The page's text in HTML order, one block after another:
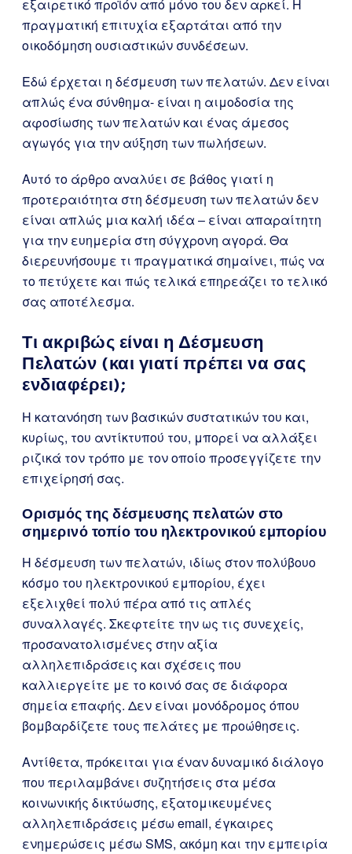
εξαιρετικό προϊόν από μόνο του δεν αρκεί. Η
πραγματική επιτυχία εξαρτάται από την
οικοδόμηση ουσιαστικών συνδέσεων.
Εδώ έρχεται η δέσμευση των πελατών. Δεν είναι
απλώς ένα σύνθημα- είναι η αιμοδοσία της
αφοσίωσης των πελατών και ένας άμεσος
αγωγός για την αύξηση των πωλήσεων.
Αυτό το άρθρο αναλύει σε βάθος γιατί η
προτεραιότητα στη δέσμευση των πελατών δεν
είναι απλώς μια καλή ιδέα – είναι απαραίτητη
για την ευημερία στη σύγχρονη αγορά. Θα
διερευνήσουμε τι πραγματικά σημαίνει, πώς να
το πετύχετε και πώς τελικά επηρεάζει το τελικό
σας αποτέλεσμα.
Τι ακριβώς είναι η Δέσμευση
Πελατών (και γιατί πρέπει να σας
ενδιαφέρει);
Η κατανόηση των βασικών συστατικών του και,
κυρίως, του αντίκτυπού του, μπορεί να αλλάξει
ριζικά τον τρόπο με τον οποίο προσεγγίζετε την
επιχείρησή σας.
Ορισμός της δέσμευσης πελατών στο
σημερινό τοπίο του ηλεκτρονικού εμπορίου
Η δέσμευση των πελατών, ιδίως στον πολύβουο
κόσμο του ηλεκτρονικού εμπορίου, έχει
εξελιχθεί πολύ πέρα από τις απλές
συναλλαγές. Σκεφτείτε την ως τις συνεχείς,
προσανατολισμένες στην αξία
αλληλεπιδράσεις και σχέσεις που
καλλιεργείτε με το κοινό σας σε διάφορα
σημεία επαφής. Δεν είναι μονόδρομος όπου
βομβαρδίζετε τους πελάτες με προώθησεις.
Αντίθετα, πρόκειται για έναν δυναμικό διάλογο
που περιλαμβάνει συζητήσεις στα μέσα
κοινωνικής δικτύωσης, εξατομικευμένες
αλληλεπιδράσεις μέσω email, έγκαιρες
ενημερώσεις μέσω SMS, ακόμη και την εμπειρία